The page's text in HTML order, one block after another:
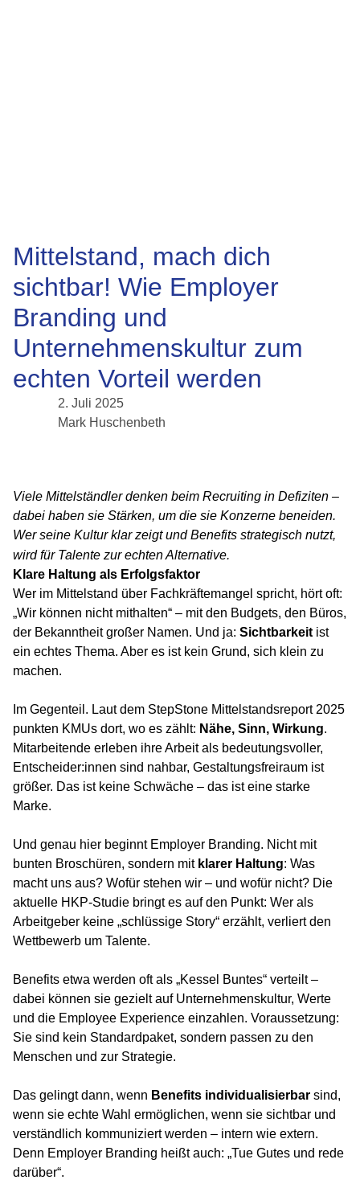
Mittelstand, mach dich
sichtbar! Wie Employer
Branding und
Unternehmenskultur zum
echten Vorteil werden
2. Juli 2025
Mark Huschenbeth
Viele Mittelständler denken beim Recruiting in Defiziten –
dabei haben sie Stärken, um die sie Konzerne beneiden.
Wer seine Kultur klar zeigt und Benefits strategisch nutzt,
wird für Talente zur echten Alternative.
Klare Haltung als Erfolgsfaktor
Wer im Mittelstand über Fachkräftemangel spricht, hört oft:
„Wir können nicht mithalten“ – mit den Budgets, den Büros,
der Bekanntheit großer Namen. Und ja: Sichtbarkeit ist
ein echtes Thema. Aber es ist kein Grund, sich klein zu
machen.
Im Gegenteil. Laut dem StepStone Mittelstandsreport 2025
punkten KMUs dort, wo es zählt: Nähe, Sinn, Wirkung.
Mitarbeitende erleben ihre Arbeit als bedeutungsvoller,
Entscheider:innen sind nahbar, Gestaltungsfreiraum ist
größer. Das ist keine Schwäche – das ist eine starke
Marke.
Und genau hier beginnt Employer Branding. Nicht mit
bunten Broschüren, sondern mit klarer Haltung: Was
macht uns aus? Wofür stehen wir – und wofür nicht? Die
aktuelle HKP-Studie bringt es auf den Punkt: Wer als
Arbeitgeber keine „schlüssige Story“ erzählt, verliert den
Wettbewerb um Talente.
Benefits etwa werden oft als „Kessel Buntes“ verteilt –
dabei können sie gezielt auf Unternehmenskultur, Werte
und die Employee Experience einzahlen. Voraussetzung:
Sie sind kein Standardpaket, sondern passen zu den
Menschen und zur Strategie.
Das gelingt dann, wenn Benefits individualisierbar sind,
wenn sie echte Wahl ermöglichen, wenn sie sichtbar und
verständlich kommuniziert werden – intern wie extern.
Denn Employer Branding heißt auch: „Tue Gutes und rede
darüber“.